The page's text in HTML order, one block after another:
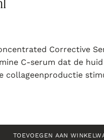
Corrective
C-serum dat de
collageenproductie
TOEVOEGEN AAN